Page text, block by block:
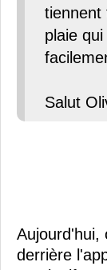
tiennent
plaie
Salut
Aujourd'hui,
derrière